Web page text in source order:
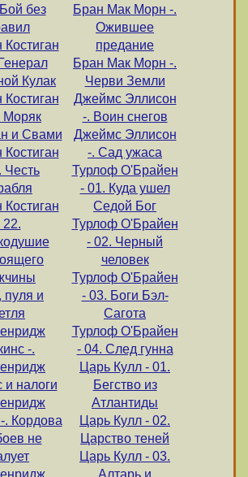
без
Кулак
Моряк
и Свами
Честь
22.
пуля и
-.
и налоги
. Кордова
не
Бран Мак Морн -.
Ожившее
предание
Бран Мак Морн -.
Черви Земли
Джеймс Эллисон
-. Воин снегов
Джеймс Эллисон
-. Сад ужаса
Турлоф О'Брайен
- 01. Куда ушел
Седой Бог
Турлоф О'Брайен
- 02. Черный
человек
Турлоф О'Брайен
- 03. Боги Бэл-
Сагота
Турлоф О'Брайен
- 04. След гунна
Царь Кулл - 01.
Бегство из
Атлантиды
Царь Кулл - 02.
Царство теней
Царь Кулл - 03.
Алтарь и